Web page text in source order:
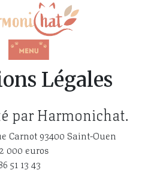
Légales
par Harmonichat.
Carnot 93400 Saint-Ouen
000 euros
51 13 43